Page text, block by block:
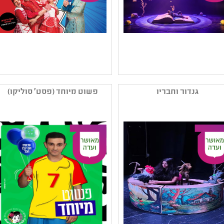
קטגוריה: עיבוד ליצירה
ילדים
קהל יעד: ב - ד
נושאים: שילוב וצרכים
מיוחדים ,יחסים ,סבלנות
וסובלנות
קטגוריה: מחזאות ישראלית
,תיאטרון ילדים ,תיאטרון
נושאים: סבלנות וסובלנות
,יחסים ,קבוצות בחברה
גנדור וחבריו פשוט מיוחד (פסט' סוליקו)